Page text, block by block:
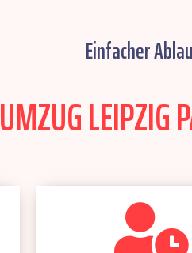
Einfacher
UMZUG LEIPZIG